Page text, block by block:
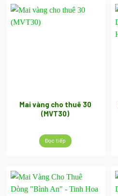
Mai vàng cho thuê 30
(MVT30)
Đọc tiếp